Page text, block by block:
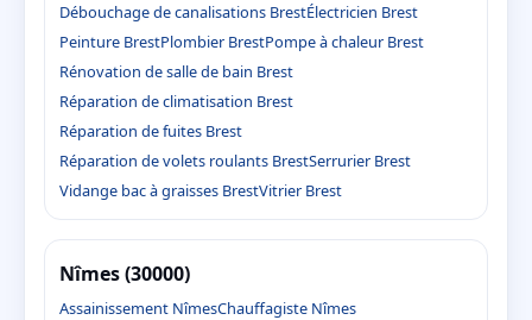
Débouchage de canalisations BrestÉlectricien Brest
Peinture BrestPlombier BrestPompe à chaleur Brest
Rénovation de salle de bain Brest
Réparation de climatisation Brest
Réparation de fuites Brest
Réparation de volets roulants BrestSerrurier Brest
Vidange bac à graisses BrestVitrier Brest
Nîmes (30000)
Assainissement NîmesChauffagiste Nîmes